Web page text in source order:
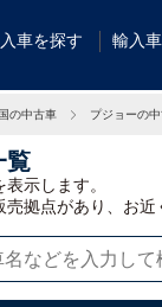
車を探す 輸入
の中古車 プジョーの
覧
示します。
拠点があり、お